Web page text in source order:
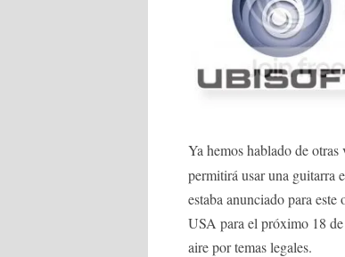
Ya hemos hablado de otras
permitirá usar una guitarra
estaba anunciado para
USA para el próximo 18 de
aire por temas legales.